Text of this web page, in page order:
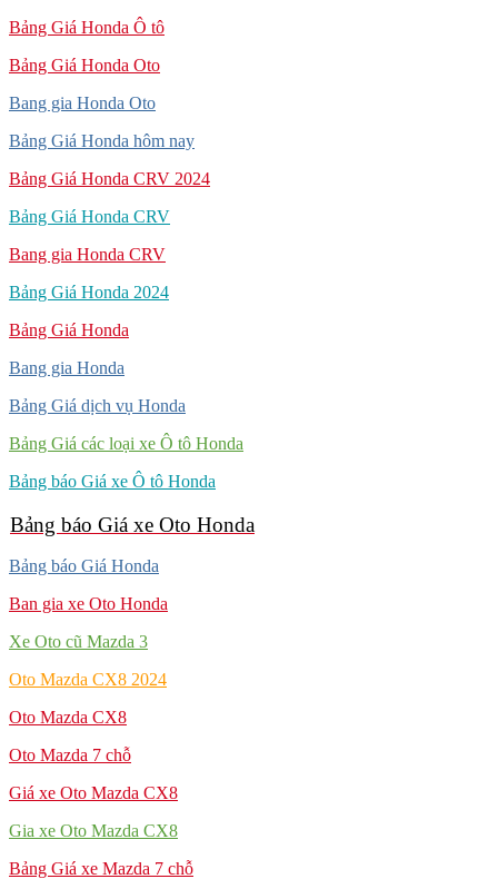
Bảng Giá Honda Ô tô
Bảng Giá Honda Oto
Bang gia Honda Oto
Bảng Giá Honda hôm nay
Bảng Giá Honda CRV 2024
Bảng Giá Honda CRV
Bang gia Honda CRV
Bảng Giá Honda 2024
Bảng Giá Honda
Bang gia Honda
Bảng Giá dịch vụ Honda
Bảng Giá các loại xe Ô tô Honda
Bảng báo Giá xe Ô tô Honda
Bảng báo Giá xe Oto Honda
Bảng báo Giá Honda
Ban gia xe Oto Honda
Xe Oto cũ Mazda 3
Oto Mazda CX8 2024
Oto Mazda CX8
Oto Mazda 7 chỗ
Giá xe Oto Mazda CX8
Gia xe Oto Mazda CX8
Bảng Giá xe Mazda 7 chỗ